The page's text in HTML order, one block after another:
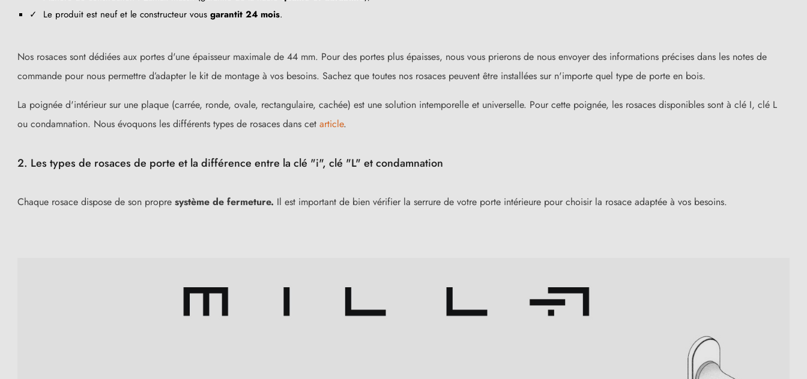
✓ Le produit est neuf et le constructeur vous garantit 24 mois.
Nos rosaces sont dédiées aux portes d'une épaisseur maximale de 44 mm. Pour des portes plus épaisses, nous vous prierons de nous envoyer des informations précises dans les notes de
commande pour nous permettre d’adapter le kit de montage à vos besoins. Sachez que toutes nos rosaces peuvent être installées sur n'importe quel type de porte en bois.
La poignée d'intérieur sur une plaque (carrée, ronde, ovale, rectangulaire, cachée) est une solution intemporelle et universelle. Pour cette poignée, les rosaces disponibles sont à clé I, clé L
ou condamnation. Nous évoquons les différents types de rosaces dans cet article.
2. Les types de rosaces de porte et la différence entre la clé "i", clé "L" et condamnation
Chaque rosace dispose de son propre système de fermeture. Il est important de bien vérifier la serrure de votre porte intérieure pour choisir la rosace adaptée à vos besoins.